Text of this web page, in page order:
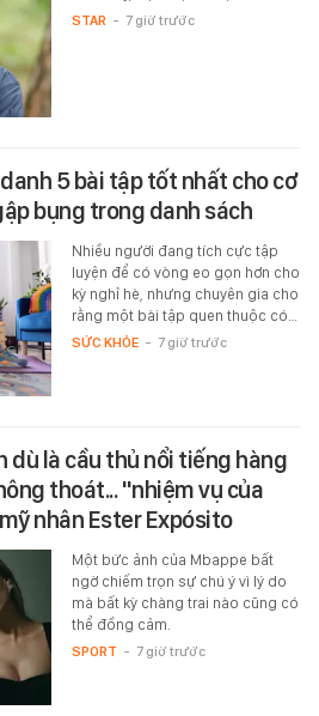
STAR - 7 giờ trước
5 bài tập tốt nhất cho cơ
bụng trong danh sách
Nhiều người đang tích cực tập
luyện để có vòng eo gọn hơn cho
kỳ nghỉ hè, nhưng chuyên gia cho
rằng một bài tập quen thuộc có…
SỨC KHỎE - 7 giờ trước
dù là cầu thủ nổi tiếng hàng
thoát... "nhiệm vụ của
nhân Ester Expósito
Một bức ảnh của Mbappe bất
ngờ chiếm trọn sự chú ý vì lý do
mà bất kỳ chàng trai nào cũng có
thể đồng cảm.
SPORT - 7 giờ trước